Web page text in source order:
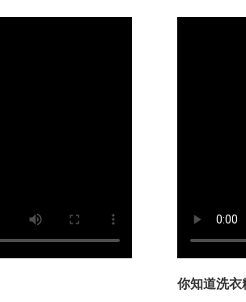
你知道洗衣